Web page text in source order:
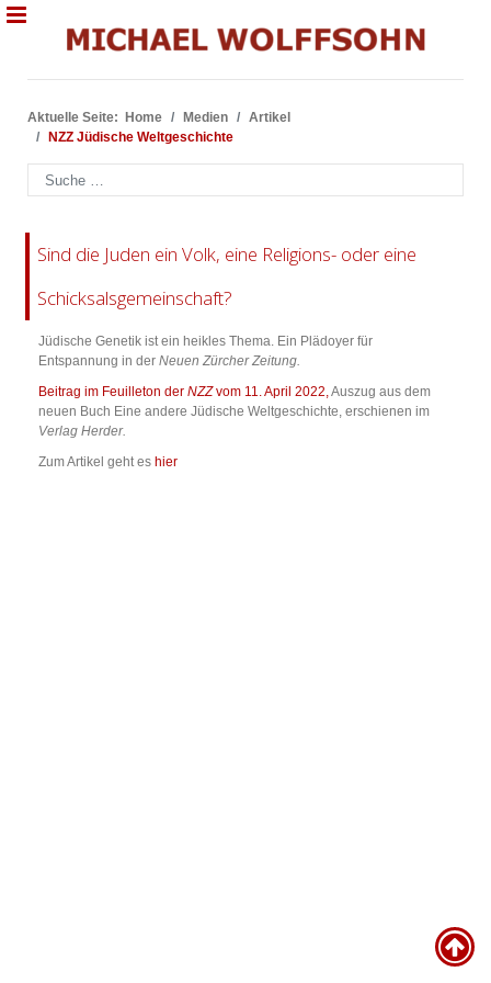
Aktuelle Seite: Home Medien
Artikel
NZZ Jüdische Weltgeschichte
Suchen
Sind die Juden ein Volk, eine Religions- oder eine
Schicksalsgemeinschaft?
Jüdische Genetik ist ein heikles Thema. Ein Plädoyer für
Entspannung in der Neuen Zürcher Zeitung.
Beitrag im Feuilleton der NZZvom 11. April 2022,Auszug aus dem
neuen Buch Eine andere Jüdische Weltgeschichte, erschienen im
Verlag Herder.
Zum Artikel geht es hier